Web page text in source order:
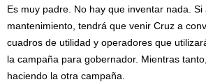
Es muy padre. No hay que inventar nada.
mantenimiento, tendrá que venir Cruz a
cuadros de utilidad y operadores que
la campaña para gobernador. Mientras
haciendo la otra campaña.